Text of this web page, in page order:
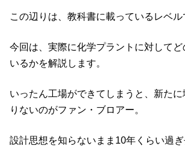
この辺りは、教科書に載っているレベル
今回は、実際に化学プラントに対して
いるかを解説します。
いったん工場ができてしまうと、新たに
りないのがファン・ブロアー。
設計思想を知らないまま10年くらい過